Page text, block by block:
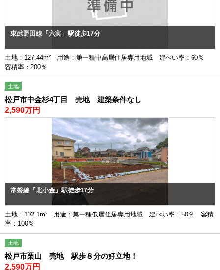
東武野田線「六実」駅徒歩17分
土地：127.44m² 用途：第一種中高層住居専用地域 建ぺい率：60％
容積率：200％
土地
松戸市中金杉4丁目 売地 建築条件なし
2,590万円
常磐線「北小金」駅徒歩17分
土地：102.1m² 用途：第一種低層住居専用地域 建ぺい率：50％ 容積
率：100％
土地
松戸市栗山 売地 駅歩８分の好立地！
2,590万円